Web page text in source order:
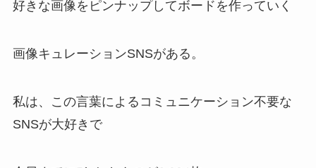
好きな画像をピンナップしてボードを作っていく
画像キュレーションSNSがある。
私は、この言葉によるコミュニケーション不要な
SNSが大好きで